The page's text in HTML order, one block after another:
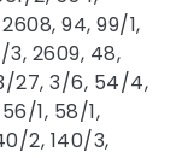
94, 99/1,
2609, 48,
27, 3/6, 54/4,
1, 58/1,
2, 140/3,